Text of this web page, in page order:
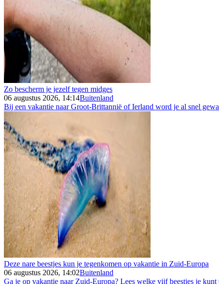
Zo bescherm je jezelf tegen midges
06 augustus 2026, 14:14Buitenland
Bij een vakantie naar Groot-Brittannië of Ierland word je al snel
Deze nare beestjes kun je tegenkomen op vakantie in Zuid-Europa
06 augustus 2026, 14:02Buitenland
Ga je op vakantie naar Zuid-Europa? Lees welke vijf beestjes je kunt